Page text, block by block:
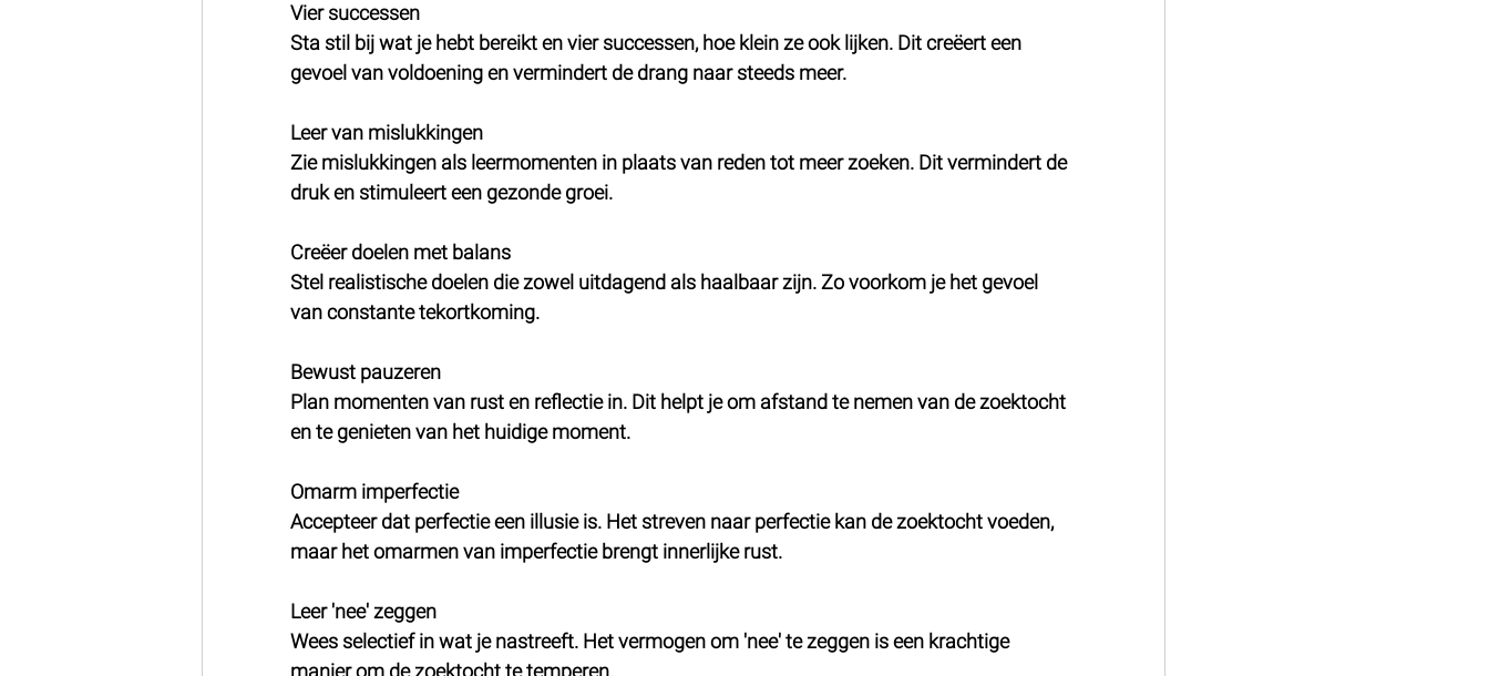
Vier successen
Sta stil bij wat je hebt bereikt en vier successen, hoe klein ze ook lijken. Dit creëert een
gevoel van voldoening en vermindert de drang naar steeds meer.
Leer van mislukkingen
Zie mislukkingen als leermomenten in plaats van reden tot meer zoeken. Dit vermindert de
druk en stimuleert een gezonde groei.
Creëer doelen met balans
Stel realistische doelen die zowel uitdagend als haalbaar zijn. Zo voorkom je het gevoel
van constante tekortkoming.
Bewust pauzeren
Plan momenten van rust en reflectie in. Dit helpt je om afstand te nemen van de zoektocht
en te genieten van het huidige moment.
Omarm imperfectie
Accepteer dat perfectie een illusie is. Het streven naar perfectie kan de zoektocht voeden,
maar het omarmen van imperfectie brengt innerlijke rust.
Leer 'nee' zeggen
Wees selectief in wat je nastreeft. Het vermogen om 'nee' te zeggen is een krachtige